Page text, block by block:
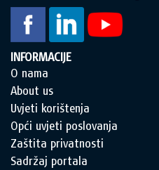
INFORMACIJE
O nama
About us
Uvjeti korištenja
Opći uvjeti poslovanja
Zaštita privatnosti
Sadržaj portala